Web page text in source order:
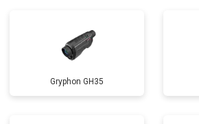
Gryphon GH35